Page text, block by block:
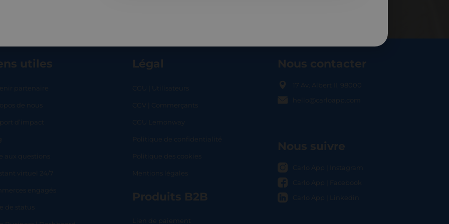
utiles
partenaire
de nous
d’impact
aux questions
virtuel 24/7
engagés
de status
Légal
CGU | Utilisateurs
CGV | Commerçants
CGU Lemonway
Politique de confidentialité
Politique des cookies
Mentions légales
Produits B2B
Lien de paiement
Nous contacter
17 Av. Albert II, 98000
hello@carloapp.com
Nous suivre
Carlo App | Instagram
Carlo App | Facebook
Carlo App | Linkedin
SHOPLOCAL